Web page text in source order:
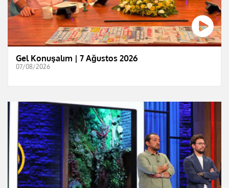
Gel Konuşalım | 7 Ağustos 2026
07/08/2026